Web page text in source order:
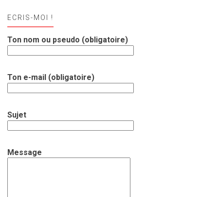
ECRIS-MOI !
Ton nom ou pseudo (obligatoire)
Ton e-mail (obligatoire)
Sujet
Message